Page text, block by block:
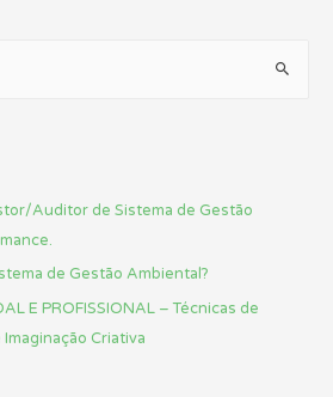
Auditor de Sistema de Gestão
de Gestão Ambiental?
E PROFISSIONAL – Técnicas de
Criativa